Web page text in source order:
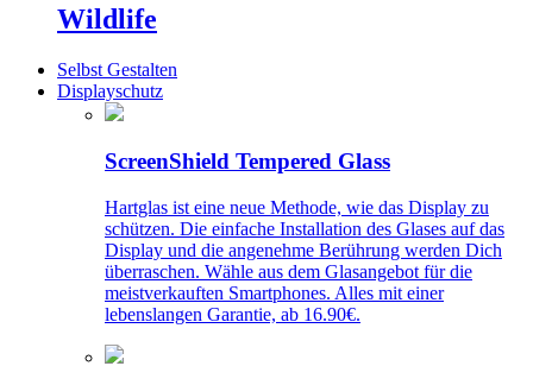
Wildlife
Selbst Gestalten
Displayschutz
ScreenShield Tempered Glass
Hartglas ist eine neue Methode, wie das Display zu
schützen. Die einfache Installation des Glases auf das
Display und die angenehme Berührung werden Dich
überraschen. Wähle aus dem Glasangebot für die
meistverkauften Smartphones. Alles mit einer
lebenslangen Garantie, ab 16.90€.